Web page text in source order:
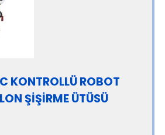
KONTROLLÜ ROBOT
ŞİŞİRME ÜTÜSÜ